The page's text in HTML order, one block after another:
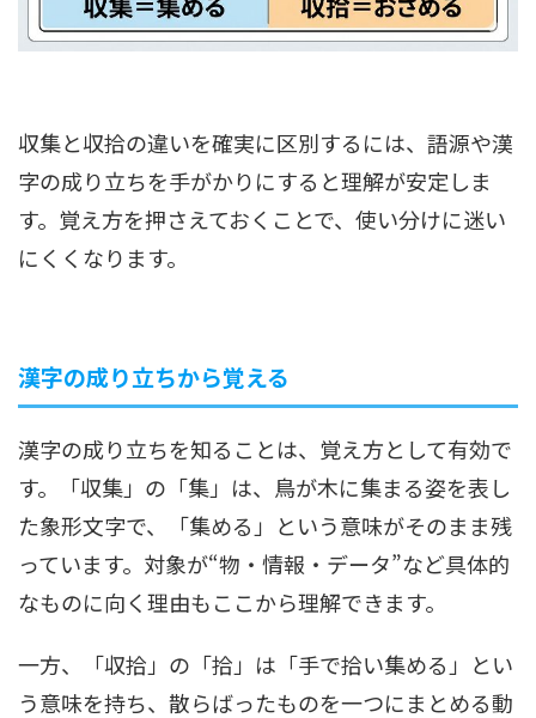
収集と収拾の違いを確実に区別するには、語源や漢
字の成り立ちを手がかりにすると理解が安定しま
す。覚え方を押さえておくことで、使い分けに迷い
にくくなります。
漢字の成り立ちから覚える
漢字の成り立ちを知ることは、覚え方として有効で
す。「収集」の「集」は、鳥が木に集まる姿を表し
た象形文字で、「集める」という意味がそのまま残
っています。対象が“物・情報・データ”など具体的
なものに向く理由もここから理解できます。
一方、「収拾」の「拾」は「手で拾い集める」とい
う意味を持ち、散らばったものを一つにまとめる動